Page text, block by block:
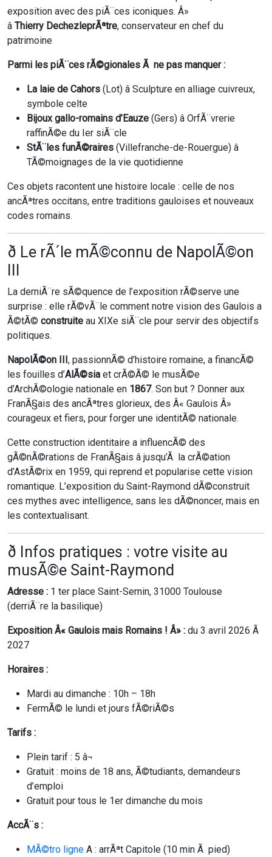
exposition avec des piÃ¨ces iconiques. Â»
â Thierry DechezleprÃªtre, conservateur en chef du
patrimoine
Parmi les piÃ¨ces rÃ©gionales Ã ne pas manquer :
La laie de Cahors (Lot) â Sculpture en alliage cuivreux,
symbole celte
Bijoux gallo-romains d’Eauze (Gers) â OrfÃ¨vrerie
raffinÃ©e du Ier siÃ¨cle
StÃ¨les funÃ©raires (Villefranche-de-Rouergue) â
TÃ©moignages de la vie quotidienne
Ces objets racontent une histoire locale : celle de nos
ancÃªtres occitans, entre traditions gauloises et nouveaux
codes romains.
ð Le rÃ´le mÃ©connu de NapolÃ©on
La derniÃ¨re sÃ©quence de l’exposition rÃ©serve une
surprise : elle rÃ©vÃ¨le comment notre vision des Gaulois a
Ã©tÃ© construite au XIXe siÃ¨cle pour servir des objectifs
politiques.
NapolÃ©on III, passionnÃ© d’histoire romaine, a financÃ©
les fouilles d’AlÃ©sia et crÃ©Ã© le musÃ©e
d’ArchÃ©ologie nationale en 1867. Son but ? Donner aux
FranÃ§ais des ancÃªtres glorieux, des Â« Gaulois Â»
courageux et fiers, pour forger une identitÃ© nationale.
Cette construction identitaire a influencÃ© des
gÃ©nÃ©rations de FranÃ§ais â jusqu’Ã la crÃ©ation
d’AstÃ©rix en 1959, qui reprend et popularise cette vision
romantique. L’exposition du Saint-Raymond dÃ©construit
ces mythes avec intelligence, sans les dÃ©noncer, mais en
les contextualisant.
ð Infos pratiques : votre visite au
musÃ©e Saint-Raymond
Adresse : 1 ter place Saint-Sernin, 31000 Toulouse
(derriÃ¨re la basilique)
Exposition Â« Gaulois mais Romains ! Â» : du 3 avril 2026 Ã
2027
Horaires :
Mardi au dimanche : 10h – 18h
FermÃ© le lundi et jours fÃ©riÃ©s
Tarifs :
Plein tarif : 5 â¬
Gratuit : moins de 18 ans, Ã©tudiants, demandeurs
d’emploi
Gratuit pour tous le 1er dimanche du mois
AccÃ¨s :
MÃ©tro ligne A : arrÃªt Capitole (10 min Ã pied)